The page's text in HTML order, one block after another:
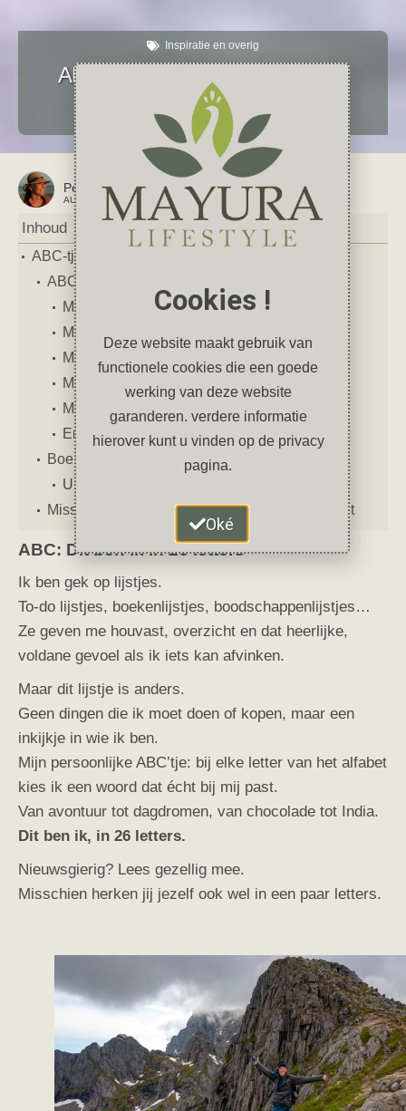
Inspiratie en overig
ABC-tje: mijn persoonlijke alfabet
juli 11, 2025
Inspiratie ,Nederland ,persoonlijk
Petra
AUTEUR VAN DIT ARTIKEL
Inhoud
ABC-tje: mijn persoonlijke alfabet
ABC: Dit ben ik in 26 letters
Mijn ABC-tje: A t/m E
Mijn ABC-tje: F t/m J
Mijn ABC-tje: K t/m O
Mijn ABC-tje: P t/m T
Mijn ABC-tje: U t/m Z
En jij?
Boekentip
Uit liefde voor jezelf
Misschien vind je deze artikelen ook interessant
ABC: Dit ben ik in 26 letters
Ik ben gek op lijstjes.
To-do lijstjes, boekenlijstjes, boodschappenlijstjes…
Ze geven me houvast, overzicht en dat heerlijke,
voldane gevoel als ik iets kan afvinken.
Maar dit lijstje is anders.
Geen dingen die ik moet doen of kopen, maar een
inkijkje in wie ik ben.
Mijn persoonlijke ABC’tje: bij elke letter van het alfabet
kies ik een woord dat écht bij mij past.
Van avontuur tot dagdromen, van chocolade tot India.
Dit ben ik, in 26 letters.
Nieuwsgierig? Lees gezellig mee.
Misschien herken jij jezelf ook wel in een paar letters.
Cookies !
Deze website maakt gebruik van
functionele cookies die een goede
werking van deze website
garanderen. verdere informatie
hierover kunt u vinden op de privacy
pagina.
Oké